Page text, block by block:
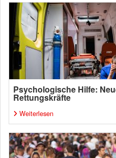
Psychologische Hilfe:
Rettungskräfte
Weiterlesen